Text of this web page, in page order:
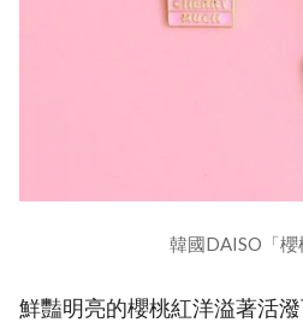
韓國DAISO「櫻
鮮豔明亮的櫻桃紅洋溢著活